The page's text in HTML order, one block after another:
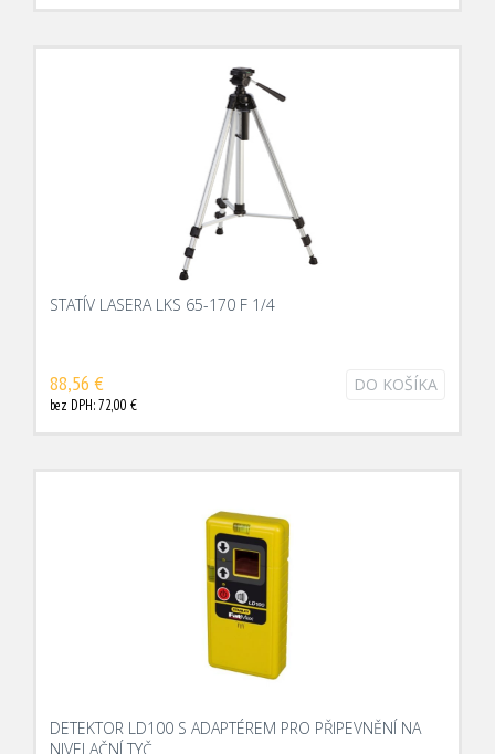
STATÍV LASERA LKS 65-170 F 1/4
88,56 €
bez DPH: 72,00 €
DO KOŠÍKA
DETEKTOR LD100 S ADAPTÉREM PRO PŘIPEVNĚNÍ NA
NIVELAČNÍ TYČ